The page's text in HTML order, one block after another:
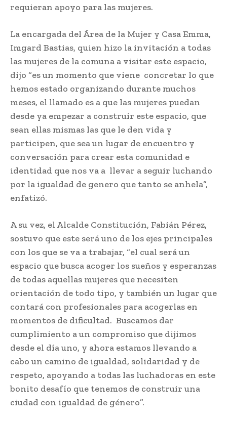
requieran apoyo para las mujeres.
La encargada del Área de la Mujer y Casa Emma,
Imgard Bastias, quien hizo la invitación a todas
las mujeres de la comuna a visitar este espacio,
dijo “es un momento que viene concretar lo que
hemos estado organizando durante muchos
meses, el llamado es a que las mujeres puedan
desde ya empezar a construir este espacio, que
sean ellas mismas las que le den vida y
participen, que sea un lugar de encuentro y
conversación para crear esta comunidad e
identidad que nos va a llevar a seguir luchando
por la igualdad de genero que tanto se anhela”,
enfatizó.
A su vez, el Alcalde Constitución, Fabián Pérez,
sostuvo que este será uno de los ejes principales
con los que se va a trabajar, “el cual será un
espacio que busca acoger los sueños y esperanzas
de todas aquellas mujeres que necesiten
orientación de todo tipo, y también un lugar que
contará con profesionales para acogerlas en
momentos de dificultad. Buscamos dar
cumplimiento a un compromiso que dijimos
desde el día uno, y ahora estamos llevando a
cabo un camino de igualdad, solidaridad y de
respeto, apoyando a todas las luchadoras en este
bonito desafío que tenemos de construir una
ciudad con igualdad de género”.